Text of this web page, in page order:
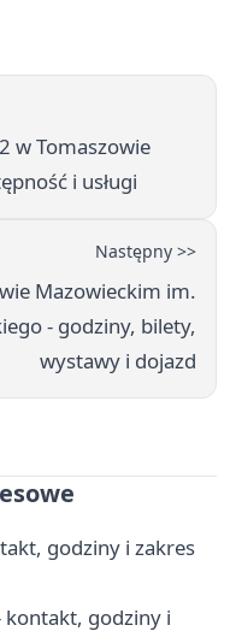
w Tomaszowie
i usługi
Następny >>
Mazowieckim im.
- godziny, bilety,
wystawy i dojazd
godziny i zakres
kontakt, godziny i